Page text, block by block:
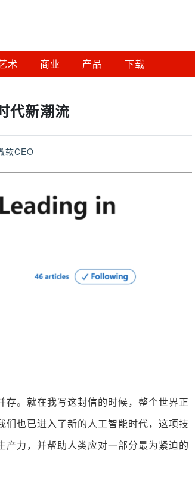
术 商业 产品 下载
代新潮流
软CEO
。就在我写这封信的时候，整个世界正
也已进入了新的人工智能时代，这项技
力，并帮助人类应对一部分最为紧迫的